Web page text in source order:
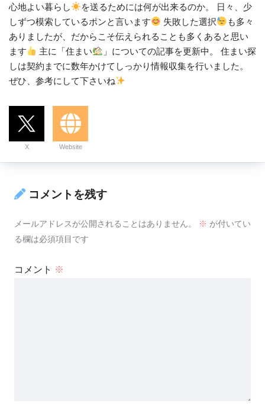
心地よい暮らし
を送るためには何が出来るのか。 日々、少
しずつ模索しているポンと言います
失敗した選択
も多々
ありましたが、だからこそ伝えられることも多くあると思い
ます
主に「住まい
」についての記事を更新中。 住まい探
しは契約までに数年かけてしっかり情報収集を行いました。
ぜひ、参考にして下さいね
X Website
コメントを残す
メールアドレスが公開されることはありません。 ※ が付いてい
る欄は必須項目です
コメント ※